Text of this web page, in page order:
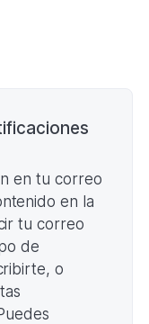
en tu correo
en la
tu correo
de
o